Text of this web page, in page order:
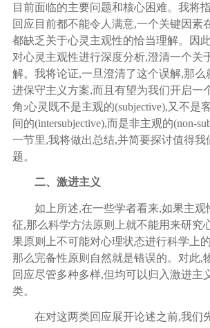
目前面临的主要问题和核心困难。我将
回应目前都不能令人满意,一个关键因素
都缺乏关于心灵主观性的恰当理解。因
对心灵主观性进行深度分析,澄清一个关
解。我将论证,一旦澄清了这个误解,那么
进保守主义方案,而且有望为我们开启一
角:心灵既不是主观的(subjective),又不是
间的(intersubjective),而是非主观的(non-
一节里,我将做出总结,并简要探讨值得我
题。
二、激进主义
如上所述,在一些学者看来,如果主
征,那么科学方法原则上就不能用来研究
果原则上不可能对心理状态进行科学上
那么完备性原则自然就是错误的。对此,
回应尽管多种多样,但均可以归入激进主
类。
在对这两类回应展开论述之前,我们